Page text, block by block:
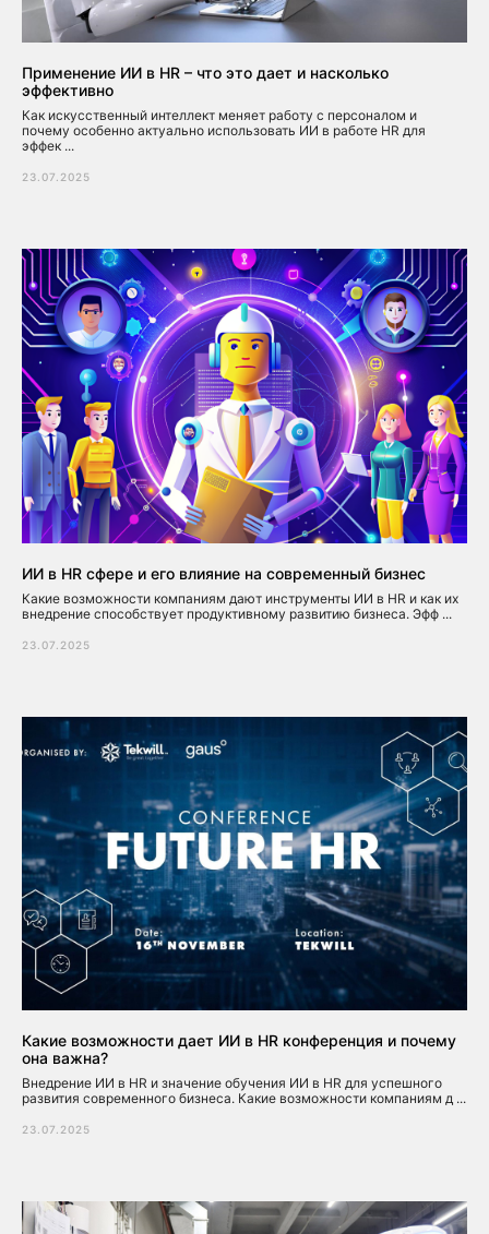
Применение ИИ в HR – что это дает и насколько
эффективно
Как искусственный интеллект меняет работу с персоналом и
почему особенно актуально использовать ИИ в работе HR для
эффек ...
23.07.2025
ИИ в HR сфере и его влияние на современный бизнес
Какие возможности компаниям дают инструменты ИИ в HR и как их
внедрение способствует продуктивному развитию бизнеса. Эфф ...
23.07.2025
Какие возможности дает ИИ в HR конференция и почему
она важна?
Внедрение ИИ в HR и значение обучения ИИ в HR для успешного
развития современного бизнеса. Какие возможности компаниям д ...
23.07.2025